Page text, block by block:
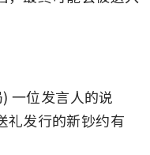
一位发言人的说
礼发行的新钞约有